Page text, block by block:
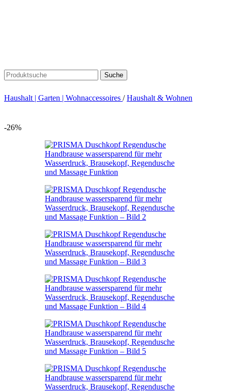
Suche
Haushalt | Garten | Wohnaccessoires / Haushalt & Wohnen
-26%